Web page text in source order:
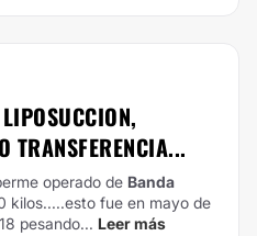
TRANSFERENCIA...
operado de Banda
kilos.....esto fue en mayo de
pesando... Leer más